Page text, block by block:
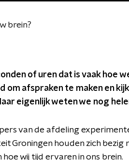
brein?
of uren dat is vaak hoe
om afspraken te maken en
eigenlijk weten we nog
van de afdeling
Groningen houden zich
wij tijd ervaren in ons brein.